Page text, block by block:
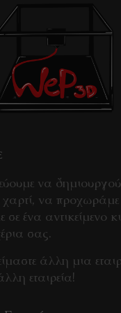
να
να προχωράμε
ένα αντικείμενο
σας.
άλλη μια
εταιρεία!